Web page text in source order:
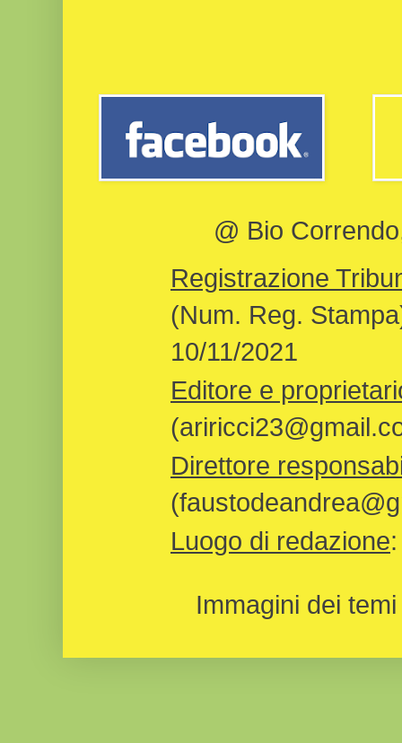
@ Bio
Registrazione
(Num. Reg.
10/11/2021
Editore e
Direttore
Luogo di redazione
Immagini dei